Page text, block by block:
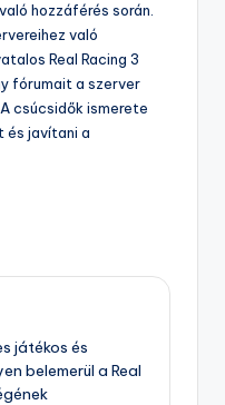
hozzáférés során.
való
Real Racing 3
fórumait a szerver
csúcsidők ismerete
és javítani a
játékos és
belemerül a Real